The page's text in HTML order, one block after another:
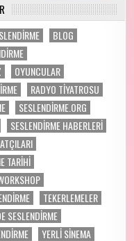
BLOG
OYUNCULAR
RADYO TİYATROSU
SESLENDIRME.ORG
SESLENDİRME HABERLERİ
TARİHİ
TEKERLEMELER
SESLENDİRME
YERLİ SİNEMA